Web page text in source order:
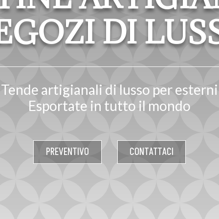
DI
Tende artigianali di lusso per esterni
Esportate in tutto il mondo
PREVENTIVO CONTATTACI